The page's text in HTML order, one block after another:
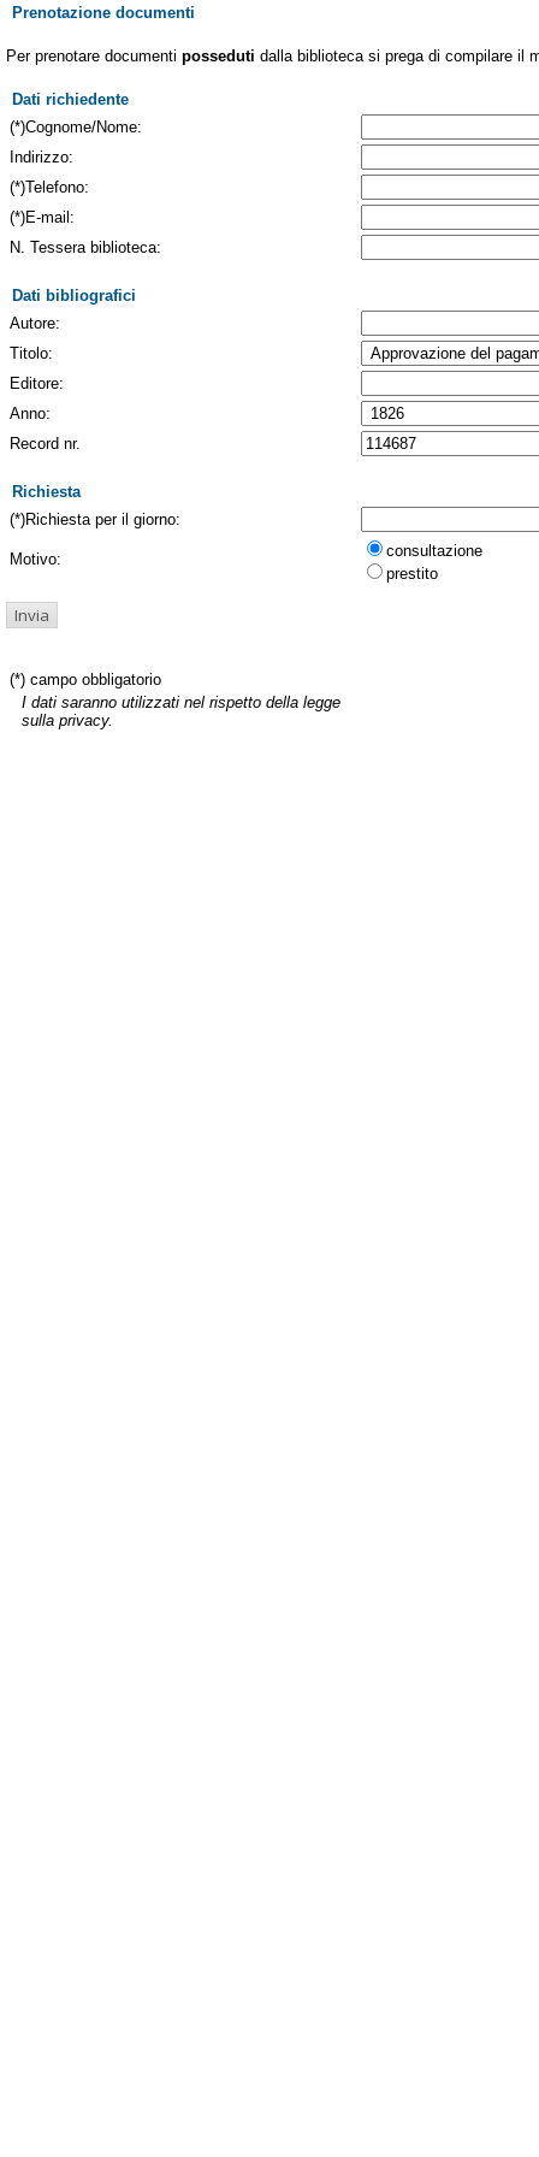
Prenotazione documenti
Per prenotare documenti posseduti dalla biblioteca si prega di compilare il
Dati richiedente
(*)Cognome/Nome:
Indirizzo:
(*)Telefono:
(*)E-mail:
N. Tessera biblioteca:
Dati bibliografici
Autore:
Titolo:
Editore:
Anno:
Record nr.
Richiesta
(*)Richiesta per il giorno:
Motivo:
consultazione
prestito
(*) campo obbligatorio
I dati saranno utilizzati nel rispetto della legge
sulla privacy.